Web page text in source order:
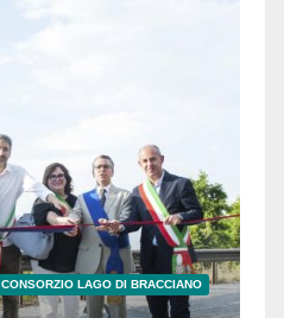
CONSORZIO LAGO DI BRACCIANO